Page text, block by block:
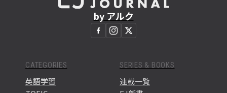
by アルク
CATEGORIES
英語学習
SERIES & BOOKS
連載一覧